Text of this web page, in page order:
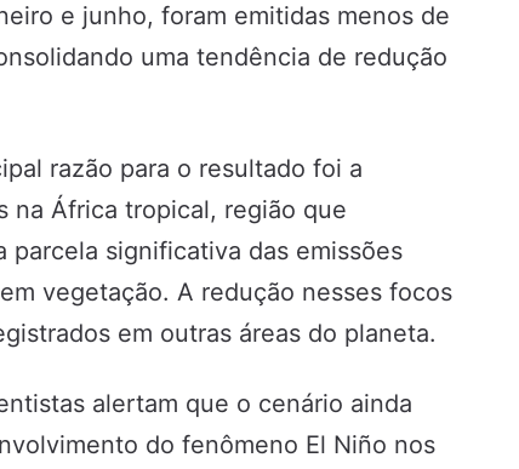
e junho, foram emitidas menos de
uma tendência de redução
razão para o resultado foi a
na África tropical, região que
significativa das emissões
vegetação. A redução nesses focos
em outras áreas do planeta.
alertam que o cenário ainda
do fenômeno El Niño nos